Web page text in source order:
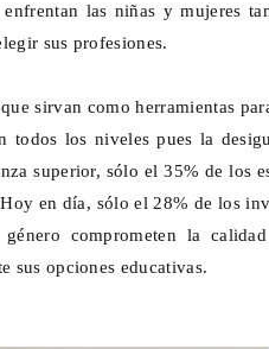
las niñas y mujeres
sus profesiones.
sirvan como herramientas
todos los niveles pues la
superior, sólo el 35% de los
en día, sólo el 28% de los
comprometen la
sus opciones educativas.